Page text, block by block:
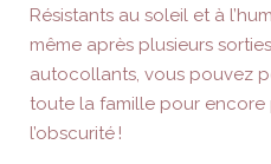
Résistants au soleil et à
même après plusieurs
autocollants, vous pouvez
toute la famille pour encore
l’obscurité !